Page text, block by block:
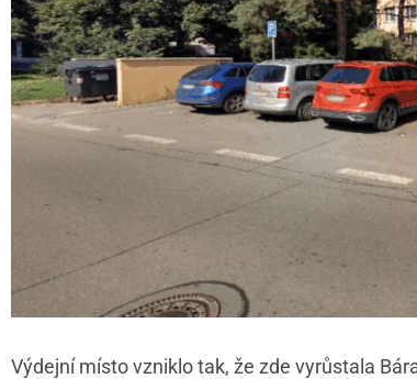
Výdejní místo vzniklo tak, že zde vyrůstala